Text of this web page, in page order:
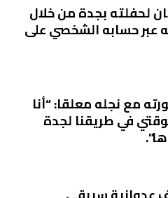
لحفلته بجدة من خلال
عبر حسابه الشخصي على
مع نجله معلقا: “أنا
في طريقنا لجدة